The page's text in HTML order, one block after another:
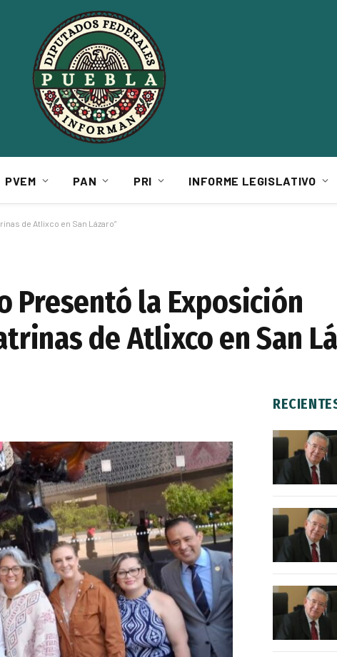
PVEM PAN PRI INFORME LEGISLATIVO
de Atlixco en San Lázaro”
Presentó la Exposición
de Atlixco en San